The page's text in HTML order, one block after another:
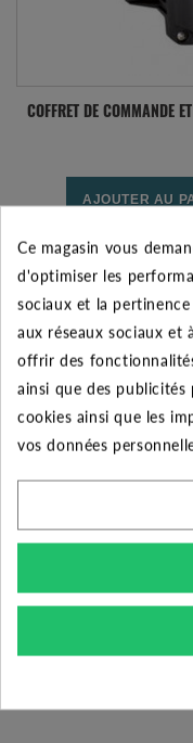
COFFRET DE COMMANDE
AJOUTER AU
Ajouter à mes
Ce magasin vous
d'optimiser les
sociaux et la
aux réseaux sociaux
offrir des
ainsi que des publicités
cookies ainsi que les
vos données